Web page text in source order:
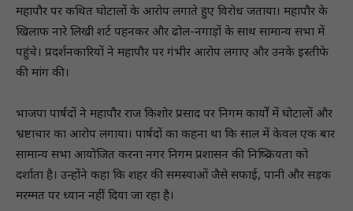
महापौर पर कथित घोटालों के आरोप लगाते हुए विरोध जताया। महापौर के
खिलाफ नारे लिखी शर्ट पहनकर और ढोल-नगाड़ों के साथ सामान्य सभा में
पहुंचे। प्रदर्शनकारियों ने महापौर पर गंभीर आरोप लगाए और उनके इस्तीफे
की मांग की।
भाजपा पार्षदों ने महापौर राज किशोर प्रसाद पर निगम कार्यों में घोटालों और
भ्रष्टाचार का आरोप लगाया। पार्षदों का कहना था कि साल में केवल एक बार
सामान्य सभा आयोजित करना नगर निगम प्रशासन की निष्क्रियता को
दर्शाता है। उन्होंने कहा कि शहर की समस्याओं जैसे सफाई, पानी और सड़क
मरम्मत पर ध्यान नहीं दिया जा रहा है।